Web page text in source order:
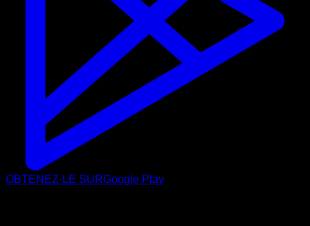
OBTENEZ-LE SURGoogle Play